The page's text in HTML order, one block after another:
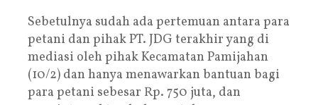
Sebetulnya sudah ada pertemuan antara para
petani dan pihak PT. JDG terakhir yang di
mediasi oleh pihak Kecamatan Pamijahan
(10/2) dan hanya menawarkan bantuan bagi
para petani sebesar Rp. 750 juta, dan